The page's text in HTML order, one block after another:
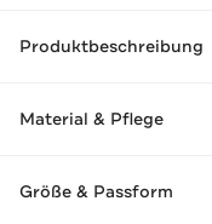
Produktbeschreibung
Material & Pflege
Größe & Passform